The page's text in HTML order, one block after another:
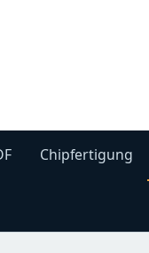
Chipfertigung